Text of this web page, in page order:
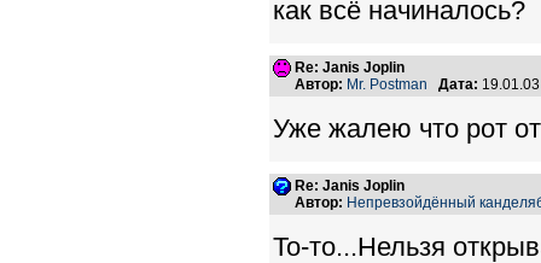
как всё начиналось?
Re: Janis Joplin
Автор: Mr. Postman Дата:
Уже жалею что рот
Re: Janis Joplin
Автор: Непревзойдённый
То-то...Нельзя